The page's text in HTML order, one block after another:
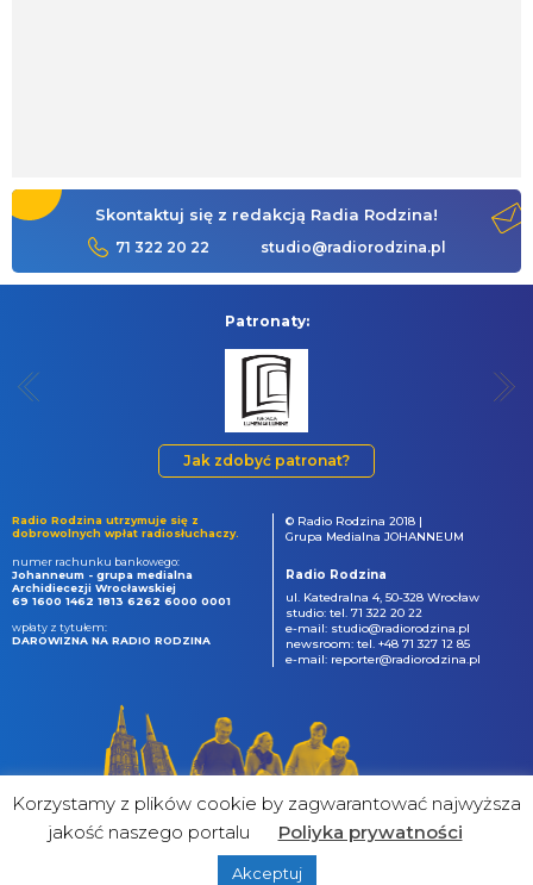
Skontaktuj się z redakcją Radia Rodzina!
71 322 20 22 studio@radiorodzina.pl
Patronaty:
Jak zdobyć patronat?
Radio Rodzina utrzymuje się z
dobrowolnych wpłat radiosłuchaczy.
numer rachunku bankowego:
Johanneum - grupa medialna
Archidiecezji Wrocławskiej
69 1600 1462 1813 6262 6000 0001
wpłaty z tytułem:
DAROWIZNA NA RADIO RODZINA
© Radio Rodzina 2018 |
Grupa Medialna JOHANNEUM
Radio Rodzina
ul. Katedralna 4, 50-328 Wrocław
studio: tel. 71 322 20 22
e-mail: studio@radiorodzina.pl
newsroom: tel. +48 71 327 12 85
e-mail: reporter@radiorodzina.pl
&
Korzystamy z plików cookie by zagwarantować najwyższa
jakość naszego portalu
Poliyka prywatności
Akceptuj